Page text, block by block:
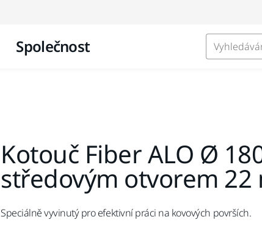
Společnost
Kotouč Fiber ALO Ø
středovým otvorem 22
Speciálně vyvinutý pro efektivní práci na kovových površích.